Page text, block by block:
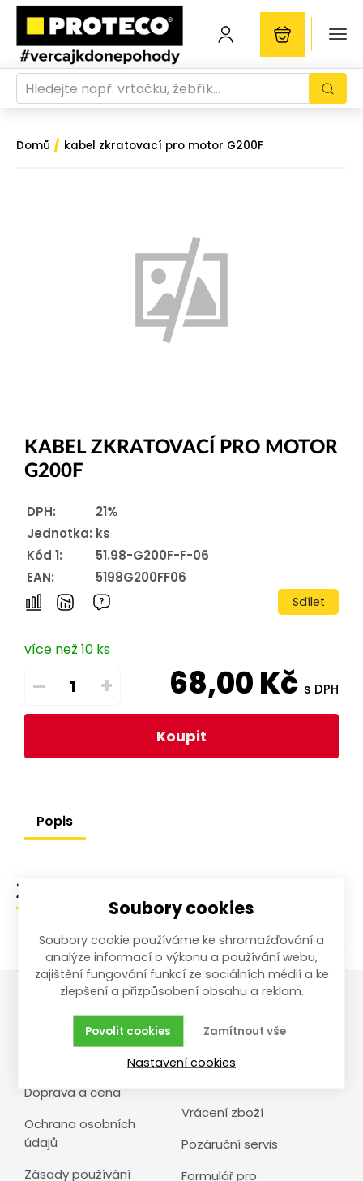
Domů / kabel zkratovací pro motor G200F
KABEL ZKRATOVACÍ PRO MOTOR
G200F
DPH:
21%
Jednotka: ks
Kód 1:
51.98-G200F-F-06
EAN:
5198G200FF06
Sdílet
více než 10 ks
– + 68,00Kč s DPH
Koupit
Popis
Zařazení zboží
Vše o nákupu
Obchodní podmínky
Doprava a cena
Ochrana osobních
údajů
Zásady používání
Reklamace,
vrácení, servis
Vrácení zboží
Pozáruční servis
Formulář pro
Soubory cookies
Soubory cookie používáme ke shromažďování a
analýze informací o výkonu a používání webu,
zajištění fungování funkcí ze sociálních médií a ke
zlepšení a přizpůsobení obsahu a reklam.
Zamítnout vše
Povolit cookies
Nastavení cookies